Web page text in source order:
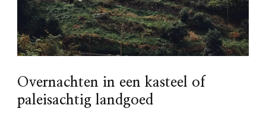
Overnachten in een kasteel of
paleisachtig landgoed